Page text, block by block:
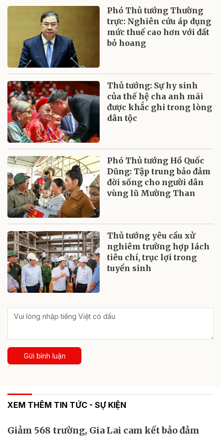
Phó Thủ tướng Thường
trực: Nghiên cứu áp dụng
mức thuế cao hơn với đất
bỏ hoang
Thủ tướng: Sự hy sinh
của thế hệ cha anh mãi
được khắc ghi trong lòng
dân tộc
Phó Thủ tướng Hồ Quốc
Dũng: Tập trung bảo đảm
đời sống cho người dân
vùng lũ Mường Than
Thủ tướng yêu cầu xử
nghiêm trường hợp lách
tiêu chí, trục lợi trong
tuyển sinh
Gửi bình luận
XEM THÊM TIN TỨC - SỰ KIỆN
Giảm 568 trường, Gia Lai cam kết bảo đảm